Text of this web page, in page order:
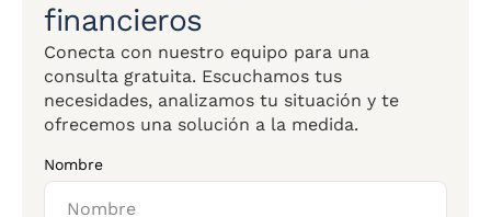
financieros
Conecta con nuestro equipo para una
consulta gratuita. Escuchamos tus
necesidades, analizamos tu situación y te
ofrecemos una solución a la medida.
Nombre